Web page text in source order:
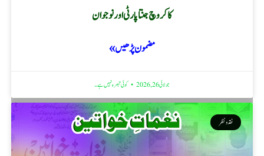
کاکروچ جنتا پارٹی اور نوجوان
مضمون پڑھیں »
جولائی 26, 2026 کوئی تبصرہ نہیں ہے۔
نقد ونظر